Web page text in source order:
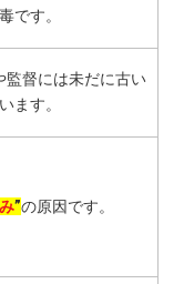
です。
監督には未だに古い
ます。
”の原因です。